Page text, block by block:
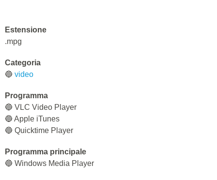
Estensione
.mpg
Categoria
🔵 video
Programma
🔵 VLC Video Player
🔵 Apple iTunes
🔵 Quicktime Player
Programma principale
🔵 Windows Media Player